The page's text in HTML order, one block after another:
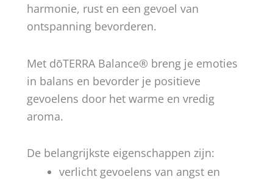
harmonie, rust en een gevoel van
ontspanning bevorderen.
Met dōTERRA Balance® breng je emoties
in balans en bevorder je positieve
gevoelens door het warme en vredig
aroma.
De belangrijkste eigenschappen zijn:
verlicht gevoelens van angst en